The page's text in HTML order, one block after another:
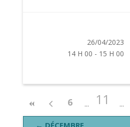
26/04/2023
14 H 00 - 15 H 00
6 11
← DÉCEMBRE